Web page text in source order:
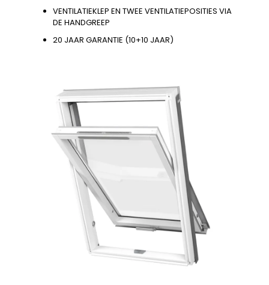
VENTILATIEKLEP EN TWEE VENTILATIEPOSITIES VIA
DE HANDGREEP
20 JAAR GARANTIE (10+10 JAAR)